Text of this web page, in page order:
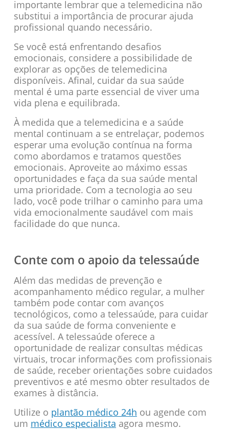
importante lembrar que a telemedicina não
substitui a importância de procurar ajuda
profissional quando necessário.
Se você está enfrentando desafios
emocionais, considere a possibilidade de
explorar as opções de telemedicina
disponíveis. Afinal, cuidar da sua saúde
mental é uma parte essencial de viver uma
vida plena e equilibrada.
À medida que a telemedicina e a saúde
mental continuam a se entrelaçar, podemos
esperar uma evolução contínua na forma
como abordamos e tratamos questões
emocionais. Aproveite ao máximo essas
oportunidades e faça da sua saúde mental
uma prioridade. Com a tecnologia ao seu
lado, você pode trilhar o caminho para uma
vida emocionalmente saudável com mais
facilidade do que nunca.
Conte com o apoio da telessaúde
Além das medidas de prevenção e
acompanhamento médico regular, a mulher
também pode contar com avanços
tecnológicos, como a telessaúde, para cuidar
da sua saúde de forma conveniente e
acessível. A telessaúde oferece a
oportunidade de realizar consultas médicas
virtuais, trocar informações com profissionais
de saúde, receber orientações sobre cuidados
preventivos e até mesmo obter resultados de
exames à distância.
Utilize o plantão médico 24h ou agende com
um médico especialista agora mesmo.